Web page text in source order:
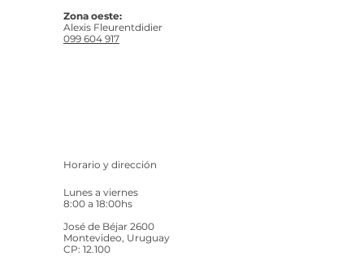
Zona oeste:
Alexis Fleurentdidier
099 604 917
Horario y dirección
Lunes a viernes
8:00 a 18:00hs
José de Béjar 2600
Montevideo, Uruguay
CP: 12.100